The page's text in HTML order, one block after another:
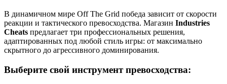
В динамичном мире Off The Grid победа зависит от скорости
реакции и тактического превосходства. Магазин Industries
Cheats предлагает три профессиональных решения,
адаптированных под любой стиль игры: от максимально
скрытного до агрессивного доминирования.
Выберите свой инструмент превосходства: